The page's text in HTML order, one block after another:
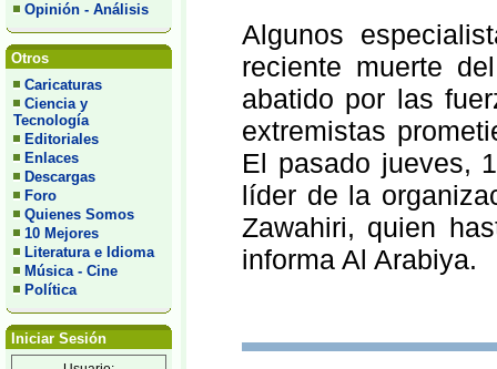
Opinión - Análisis
Otros
Caricaturas
Ciencia y
Tecnología
Editoriales
Enlaces
Descargas
Foro
Quienes Somos
10 Mejores
Literatura e Idioma
Música - Cine
Política
Iniciar Sesión
Algunos
reciente muerte
abatido por las
extremistas
El pasado jueves,
líder de la
Zawahiri, quien
informa Al Arabiya.